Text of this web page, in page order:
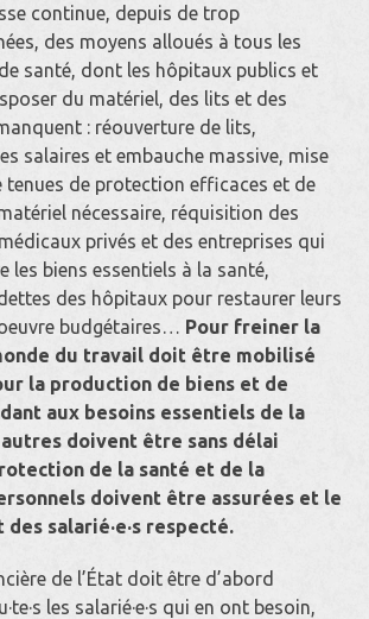
continue, depuis de trop
des moyens alloués à tous les
santé, dont les hôpitaux publics et
du matériel, des lits et des
: réouverture de lits,
salaires et embauche massive, mise
de protection efficaces et de
nécessaire, réquisition des
privés et des entreprises qui
les biens essentiels à la santé,
des hôpitaux pour restaurer leurs
budgétaires… Pour freiner la
du travail doit être mobilisé
la production de biens et de
aux besoins essentiels de la
doivent être sans délai
de la santé et de la
doivent être assurées et le
salarié·e·s respecté.
de l’État doit être d’abord
les salarié·e·s qui en ont besoin,